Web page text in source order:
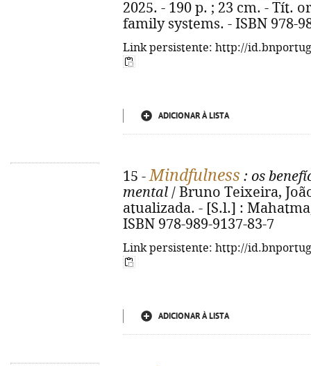
2025. - 190 p. ; 23 cm. -
family systems. - ISBN 978-
Link persistente: http://
ADICIONAR À LISTA
15 -Mindfulness : os
mental / Bruno Teixeira,
atualizada. - [S.l.] :
ISBN 978-989-9137-83-7
Link persistente: http://
ADICIONAR À LISTA